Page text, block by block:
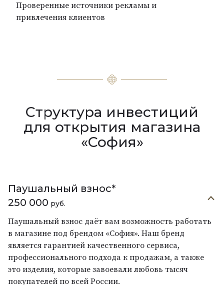
Проверенные источники рекламы и
привлечения клиентов
Структура инвестиций
для открытия магазина
«София»
Паушальный взнос*
250 000 руб.
Паушальный взнос даёт вам возможность работать
в магазине под брендом «София». Наш бренд
является гарантией качественного сервиса,
профессионального подхода к продажам, а также
это изделия, которые завоевали любовь тысяч
покупателей по всей России.